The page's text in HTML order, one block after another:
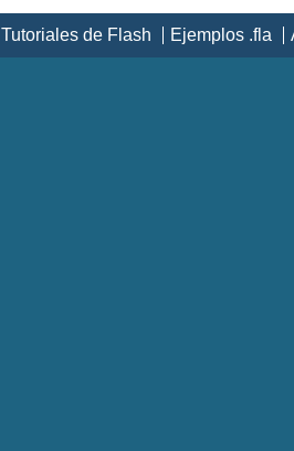
Tutoriales de Flash Ejemplos .fla